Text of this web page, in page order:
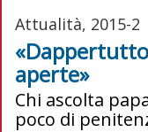
Attualità, 2015-2
aperte»
Chi ascolta
poco di